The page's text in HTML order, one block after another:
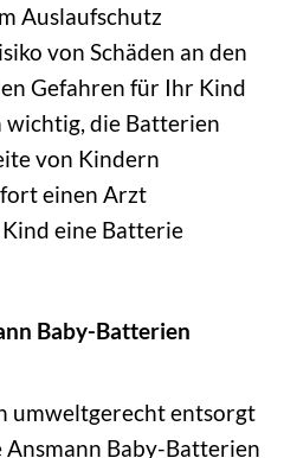
Auslaufschutz
von Schäden an den
Gefahren für Ihr Kind
wichtig, die Batterien
von Kindern
einen Arzt
eine Batterie
Baby-Batterien
umweltgerecht entsorgt
Ansmann Baby-Batterien